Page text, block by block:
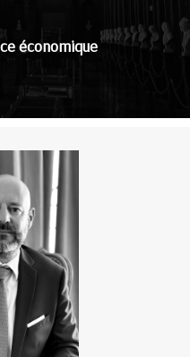
économique